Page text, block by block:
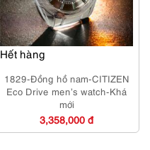
Hết hàng
1829-Đồng hồ nam-CITIZEN
Eco Drive men’s watch-Khá
mới
3,358,000 đ